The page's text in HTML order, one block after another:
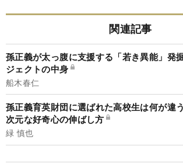
関連記事
孫正義が太っ腹に支援する「若き異能」発
ジェクトの中身
船木春仁
孫正義育英財団に選ばれた高校生は何が違
次元な好奇心の伸ばし方
緑 慎也